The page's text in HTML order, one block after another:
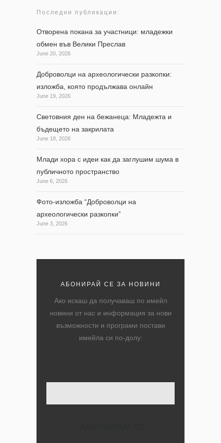
Последни публикации:
Отворена покана за участници: младежки
обмен във Велики Преслав
June 20, 2026
Доброволци на археологически разкопки:
изложба, която продължава онлайн
June 19, 2026
Световния ден на бежанеца: Младежта и
бъдещето на закрилата
June 18, 2026
Млади хора с идеи как да заглушим шума в
публичното пространство
June 6, 2026
Фото-изложба “Доброволци на
археологически разкопки”
June 3, 2026
АБОНИРАЙ СЕ ЗА НОВИНИ
Ако искаш да получаваш по имейл
новини от нас и информация за нови
възможности и програми постави
имейла си по-долу: